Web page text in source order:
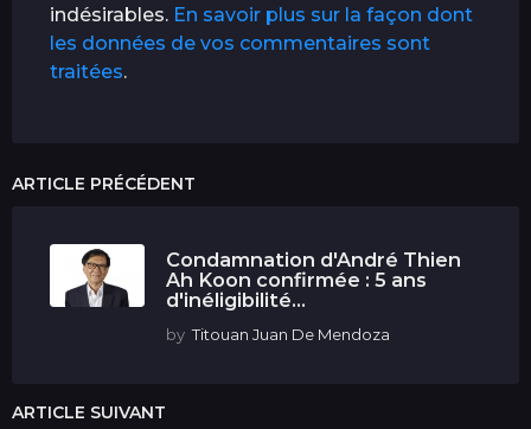
indésirables. En savoir plus sur la façon dont
les données de vos commentaires sont
traitées.
ARTICLE PRÉCÉDENT
Condamnation d'André Thien
Ah Koon confirmée : 5 ans
d'inéligibilité...
by Titouan Juan De Mendoza
ARTICLE SUIVANT